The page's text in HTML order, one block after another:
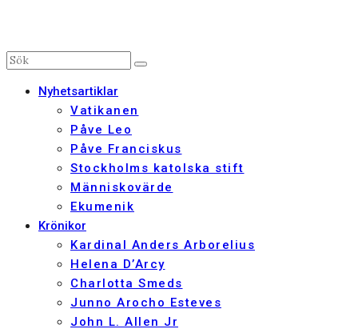
Nyhetsartiklar
Vatikanen
Påve Leo
Påve Franciskus
Stockholms katolska stift
Människovärde
Ekumenik
Krönikor
Kardinal Anders Arborelius
Helena D’Arcy
Charlotta Smeds
Junno Arocho Esteves
John L. Allen Jr